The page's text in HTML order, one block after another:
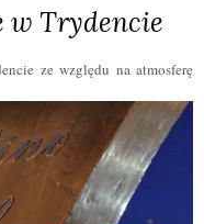
w Trydencie
ze względu na atmosferę